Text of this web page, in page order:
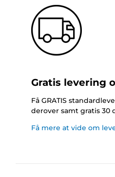
Gratis levering
Få GRATIS
derover samt gratis 30
Få mere at vide om